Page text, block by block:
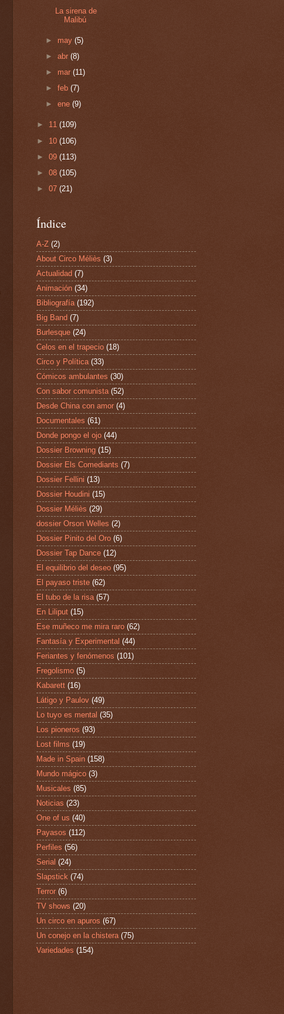
La sirena de
Malibú
► may(5)
►abr(8)
► mar(11)
►feb(7)
►ene(9)
► 11 (109)
► 10 (106)
► 09 (113)
► 08 (105)
► 07 (21)
Índice
A-Z (2)
About Circo Méliès (3)
Actualidad (7)
Animación (34)
Bibliografía (192)
Big Band (7)
Burlesque (24)
Celos en el trapecio (18)
Circo y Política (33)
Cómicos ambulantes (30)
Con sabor comunista (52)
Desde China con amor (4)
Documentales (61)
Donde pongo el ojo (44)
Dossier Browning (15)
Dossier Els Comediants (7)
Dossier Fellini (13)
Dossier Houdini (15)
Dossier Méliès (29)
dossier Orson Welles (2)
Dossier Pinito del Oro (6)
Dossier Tap Dance (12)
El equilibrio del deseo (95)
El payaso triste (62)
El tubo de la risa (57)
En Liliput (15)
Ese muñeco me mira raro (62)
Fantasía y Experimental (44)
Feriantes y fenómenos (101)
Fregolismo (5)
Kabarett (16)
Látigo y Paulov (49)
Lo tuyo es mental (35)
Los pioneros (93)
Lost films (19)
Made in Spain (158)
Mundo mágico (3)
Musicales (85)
Noticias (23)
One of us (40)
Payasos (112)
Perfiles (56)
Serial (24)
Slapstick (74)
Terror (6)
TV shows (20)
Un circo en apuros (67)
Un conejo en la chistera (75)
Variedades (154)